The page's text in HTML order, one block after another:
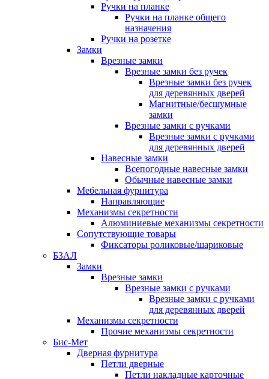
Ручки на планке
Ручки на планке общего
назначения
Ручки на розетке
Замки
Врезные замки
Врезные замки без ручек
Врезные замки без ручек
для деревянных дверей
Магнитные/бесшумные
замки
Врезные замки с ручками
Врезные замки с ручками
для деревянных дверей
Навесные замки
Всепогодные навесные замки
Обычные навесные замки
Мебельная фурнитура
Направляющие
Механизмы секретности
Алюминиевые механизмы секретности
Сопутствующие товары
Фиксаторы роликовые/шариковые
БЗАЛ
Замки
Врезные замки
Врезные замки с ручками
Врезные замки с ручками
для деревянных дверей
Механизмы секретности
Прочие механизмы секретности
Бис-Мет
Дверная фурнитура
Петли дверные
Петли накладные карточные